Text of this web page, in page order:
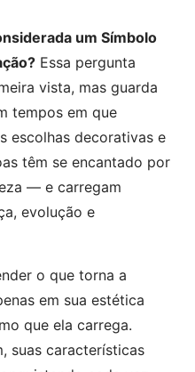
um Símbolo
Essa pergunta
vista, mas guarda
tempos em que
escolhas decorativas e
têm se encantado por
— e carregam
evolução e
o que torna a
em sua estética
que ela carrega.
suas características